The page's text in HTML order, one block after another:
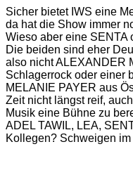
Sicher bietet IWS eine
da hat die Show immer
Wieso aber eine
Die beiden sind eher
also nicht ALEXANDER
Schlagerrock oder einer
MELANIE PAYER aus
Zeit nicht längst reif,
Musik eine Bühne zu
ADEL TAWIL, LEA,
Kollegen? Schweigen im